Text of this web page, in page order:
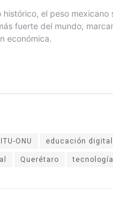
ONU
educación digital
Querétaro tecnología